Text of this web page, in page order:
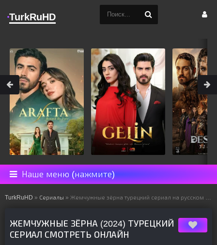
Наше меню (нажмите)
TurkRuHD » Сериалы » Жемчужные зёрна турецкий сериал на русском языке все серии смотреть онлайн бесплатно подряд
ЖЕМЧУЖНЫЕ ЗЁРНА (2024) ТУРЕЦКИЙ
СЕРИАЛ СМОТРЕТЬ ОНЛАЙН
TurkRuHD